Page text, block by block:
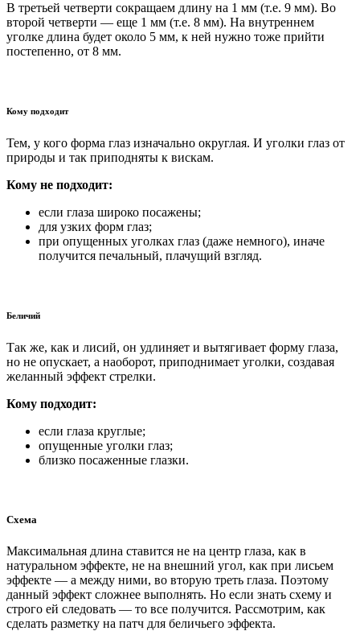
В третьей четверти сокращаем длину на 1 мм (т.е. 9 мм). Во
второй четверти — еще 1 мм (т.е. 8 мм). На внутреннем
уголке длина будет около 5 мм, к ней нужно тоже прийти
постепенно, от 8 мм.
Кому подходит
Тем, у кого форма глаз изначально округлая. И уголки глаз от
природы и так приподняты к вискам.
Кому не подходит:
если глаза широко посажены;
для узких форм глаз;
при опущенных уголках глаз (даже немного), иначе
получится печальный, плачущий взгляд.
Беличий
Так же, как и лисий, он удлиняет и вытягивает форму глаза,
но не опускает, а наоборот, приподнимает уголки, создавая
желанный эффект стрелки.
Кому подходит:
если глаза круглые;
опущенные уголки глаз;
близко посаженные глазки.
Схема
Максимальная длина ставится не на центр глаза, как в
натуральном эффекте, не на внешний угол, как при лисьем
эффекте — а между ними, во вторую треть глаза. Поэтому
данный эффект сложнее выполнять. Но если знать схему и
строго ей следовать — то все получится. Рассмотрим, как
сделать разметку на патч для беличьего эффекта.